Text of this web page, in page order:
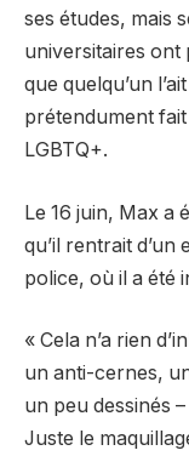
ses études, mais
universitaires ont
que quelqu’un
prétendument
LGBTQ+.
Le 16 juin, Max a
qu’il rentrait d’un
police, où il a été
« Cela n’a rien
un anti-cernes,
un peu dessinés
Juste le